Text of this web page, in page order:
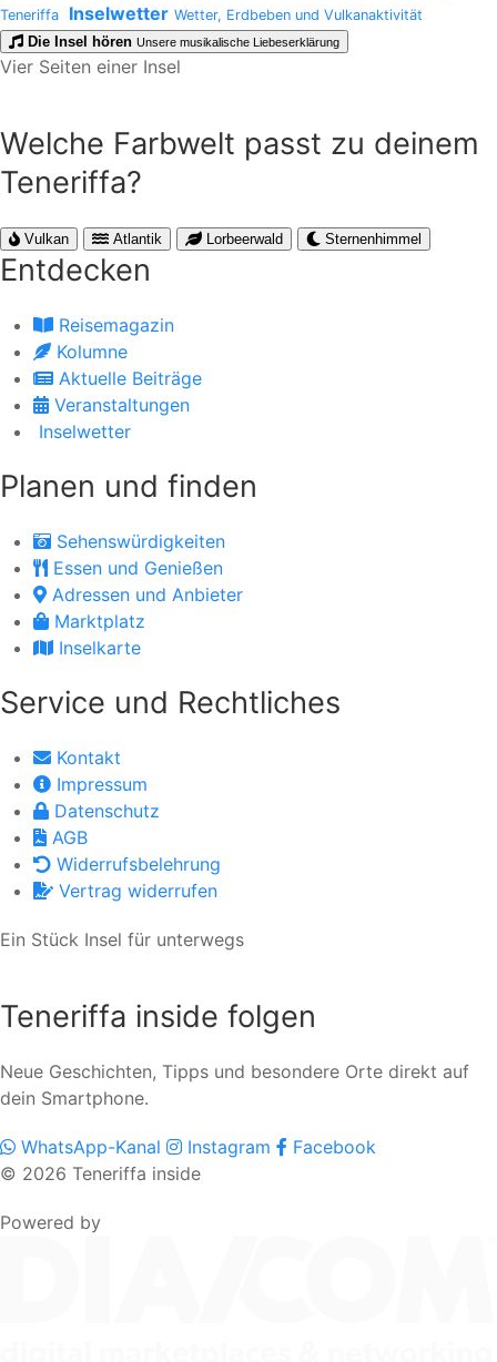
Teneriffa
Inselwetter Wetter, Erdbeben und Vulkanaktivität
Die Insel hören Unsere musikalische Liebeserklärung
Vier Seiten einer Insel
Welche Farbwelt passt zu deinem
Teneriffa?
Vulkan Atlantik Lorbeerwald Sternenhimmel
Entdecken
Reisemagazin
Kolumne
Aktuelle Beiträge
Veranstaltungen
Inselwetter
Planen und finden
Sehenswürdigkeiten
Essen und Genießen
Adressen und Anbieter
Marktplatz
Inselkarte
Service und Rechtliches
Kontakt
Impressum
Datenschutz
AGB
Widerrufsbelehrung
Vertrag widerrufen
Ein Stück Insel für unterwegs
Teneriffa inside folgen
Neue Geschichten, Tipps und besondere Orte direkt auf
dein Smartphone.
WhatsApp-Kanal Instagram
Facebook
© 2026 Teneriffa inside
Powered by